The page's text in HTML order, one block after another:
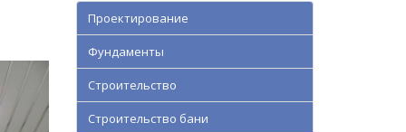
Проектирование
Фундаменты
Строительство
Строительство бани